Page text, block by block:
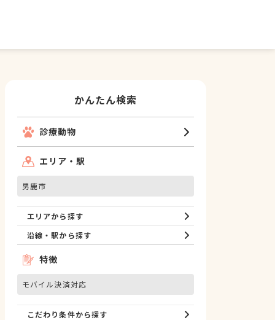
かんたん検索
診療動物
エリア・駅
男鹿市
エリアから探す
沿線・駅から探す
特徴
モバイル決済対応
こだわり条件から探す